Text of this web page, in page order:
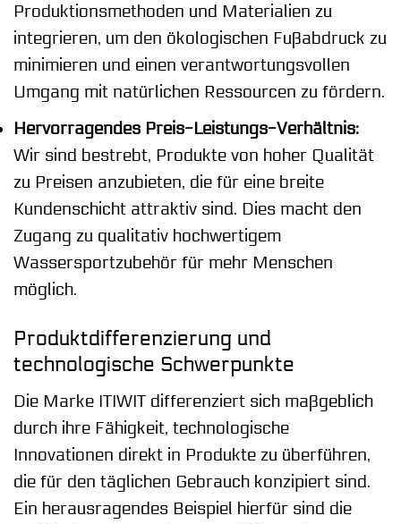
Produktionsmethoden und Materialien zu
integrieren, um den ökologischen Fußabdruck zu
minimieren und einen verantwortungsvollen
Umgang mit natürlichen Ressourcen zu fördern.
Hervorragendes Preis-Leistungs-Verhältnis:
Wir sind bestrebt, Produkte von hoher Qualität
zu Preisen anzubieten, die für eine breite
Kundenschicht attraktiv sind. Dies macht den
Zugang zu qualitativ hochwertigem
Wassersportzubehör für mehr Menschen
möglich.
Produktdifferenzierung und
technologische Schwerpunkte
Die Marke ITIWIT differenziert sich maßgeblich
durch ihre Fähigkeit, technologische
Innovationen direkt in Produkte zu überführen,
die für den täglichen Gebrauch konzipiert sind.
Ein herausragendes Beispiel hierfür sind die